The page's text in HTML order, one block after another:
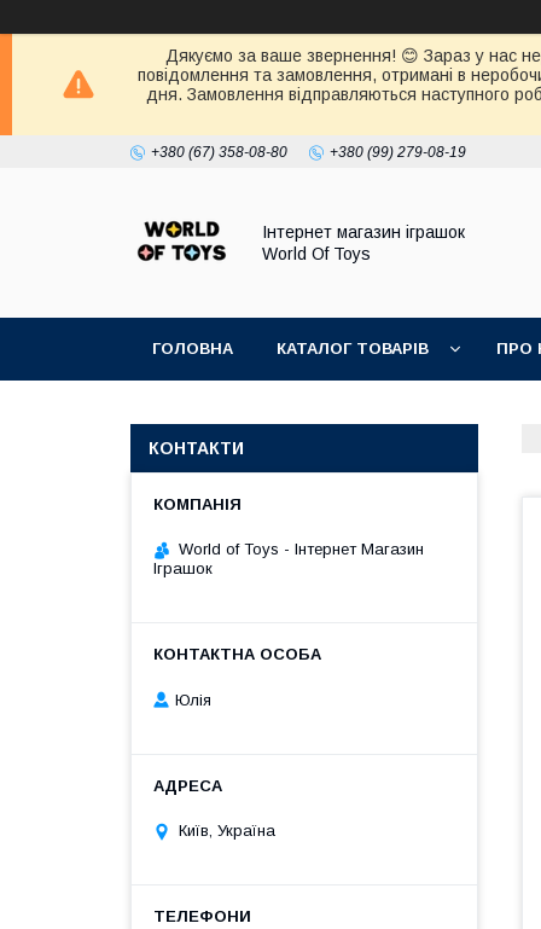
Дякуємо за ваше звернення! 😊 Зараз у нас
повідомлення та замовлення, отримані в
дня. Замовлення відправляються наступного
+380 (67) 358-08-80 +380 (99) 279-08-19
Інтернет магазин іграшок
World Of Toys
ГОЛОВНА КАТАЛОГ ТОВАРІВ ПРО
КОНТАКТИ
World of Toys - Інтернет Магазин
Іграшок
Юлія
Київ, Україна